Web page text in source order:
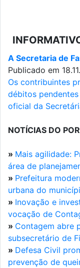
A Secretaria de
Publicado em
Os contribuintes
débitos
oficial da
NOTÍCIAS DO
» Mais agilidade:
área de
» Prefeitura
urbana do
» Inovação e
vocação de
» Contagem abre
subsecretário de
» Defesa Civil
prevenção de